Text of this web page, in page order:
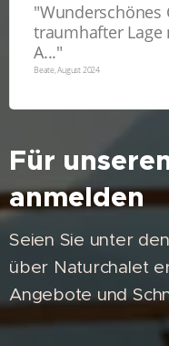
"Wunderschönes
traumhafter Lage
A..."
Beate, August 2024
Für
anmelden
Seien Sie unter
über Naturchalet
Angebote und